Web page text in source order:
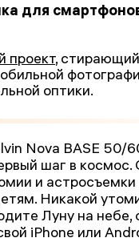
для
проект,
оптики.
Nova BASE 50/
шаг в
и астросъемки
Никакой
Луну на небе,
iPhone или